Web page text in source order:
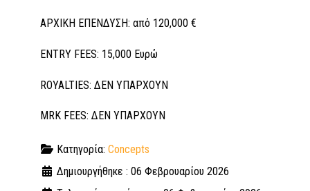
ΑΡΧΙΚΗ ΕΠΕΝΔΥΣΗ: από 120,000 €
ENTRY FEES: 15,000 Ευρώ
ROYALTIES: ΔΕΝ ΥΠΑΡΧΟΥΝ
MRK FEES: ΔΕΝ ΥΠΑΡΧΟΥΝ
Κατηγορία: Concepts
Δημιουργήθηκε : 06 Φεβρουαρίου 2026